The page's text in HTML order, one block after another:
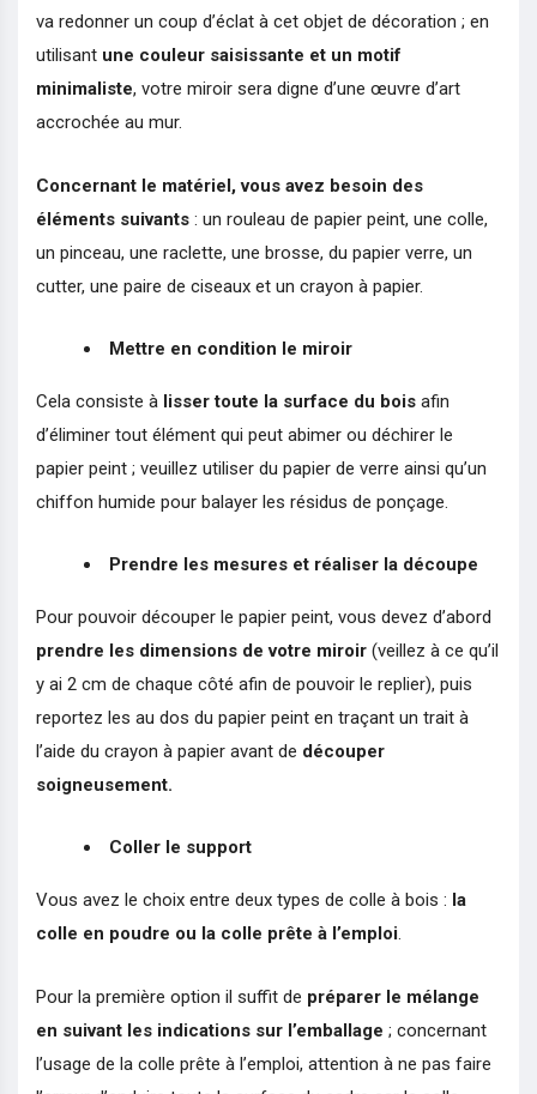
va redonner un coup d’éclat à cet objet de décoration ; en
utilisant une couleur saisissante et un motif
minimaliste, votre miroir sera digne d’une œuvre d’art
accrochée au mur.
Concernant le matériel, vous avez besoin des
éléments suivants : un rouleau de papier peint, une colle,
un pinceau, une raclette, une brosse, du papier verre, un
cutter, une paire de ciseaux et un crayon à papier.
Mettre en condition le miroir
Cela consiste à lisser toute la surface du bois afin
d’éliminer tout élément qui peut abimer ou déchirer le
papier peint ; veuillez utiliser du papier de verre ainsi qu’un
chiffon humide pour balayer les résidus de ponçage.
Prendre les mesures et réaliser la découpe
Pour pouvoir découper le papier peint, vous devez d’abord
prendre les dimensions de votre miroir (veillez à ce qu’il
y ai 2 cm de chaque côté afin de pouvoir le replier), puis
reportez les au dos du papier peint en traçant un trait à
l’aide du crayon à papier avant de découper
soigneusement.
Coller le support
Vous avez le choix entre deux types de colle à bois : la
colle en poudre ou la colle prête à l’emploi.
Pour la première option il suffit de préparer le mélange
en suivant les indications sur l’emballage ; concernant
l’usage de la colle prête à l’emploi, attention à ne pas faire